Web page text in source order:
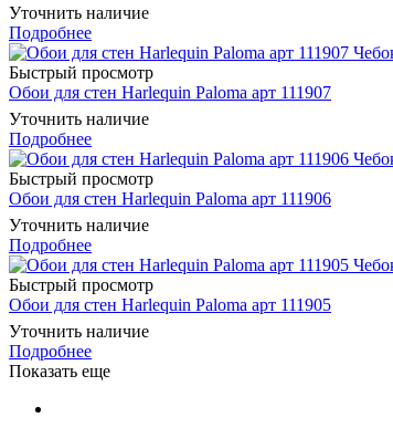
Уточнить наличие
Подробнее
Быстрый просмотр
Обои для стен Harlequin Paloma арт 111907
Уточнить наличие
Подробнее
Быстрый просмотр
Обои для стен Harlequin Paloma арт 111906
Уточнить наличие
Подробнее
Быстрый просмотр
Обои для стен Harlequin Paloma арт 111905
Уточнить наличие
Подробнее
Показать еще